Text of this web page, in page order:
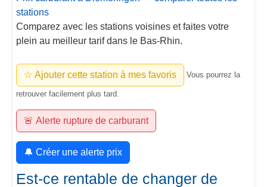
stations
Comparez avec les stations voisines et faites votre
plein au meilleur tarif dans le Bas-Rhin.
☆ Ajouter cette station à mes favoris Vous pourrez la
retrouver facilement plus tard.
🚨 Alerte rupture de carburant
🔔 Créer une alerte prix
Est-ce rentable de changer de